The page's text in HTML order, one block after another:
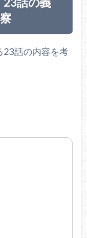
23話の内容を考